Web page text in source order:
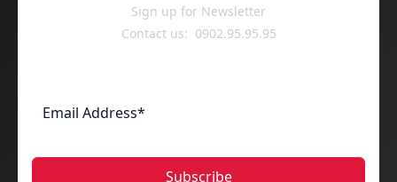
Sign up for Newsletter
Contact us: 0902.95.95.95
Subscribe